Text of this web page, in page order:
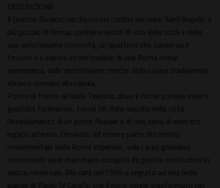
DESCRIZIONE
Il Ghetto Ebraico, racchiuso nei confini del rione Sant'Angelo, il
più piccolo di Roma, contiene secoli di vita della città e della
sua antichissima comunità, un quartiere che conserva il
fascino e il sapore inconfondibile di una Roma ormai
scomparsa, dalle antichissime ricette della cucina tradizionale
ebraico-romana alla cabala.
Posto di fronte all'Isola Tiberina, dove il fiume poteva essere
guadato facilmente, favorì fin dalla nascita della città
l'insediamento di un porto fluviale e di una zona di mercato
legato ad esso. Desinato ad essere parte del centro
monumentale della Roma Imperiale, vide i suoi grandiosi
monumenti venir man mano occupati da piccole costruzioni in
epoca medievale. Ma sarà nel 1555 a seguito ad una bolla
papale di Paolo IV Carafa, che il rione venne trasformato nel